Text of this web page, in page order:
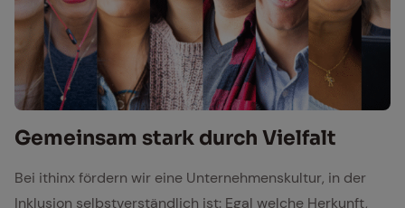
Ge­mein­sam stark durch Viel­falt
Bei ithinx fördern wir eine Unternehmenskultur, in der
Inklusion selbstverständlich ist: Egal welche Herkunft,